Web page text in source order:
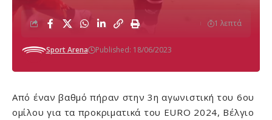
Sport Arena Published: 18/06/2023
1 λεπτά
Από έναν βαθμό πήραν στην 3η αγωνιστική του 6ου
ομίλου για τα προκριματικά του EURO 2024, Βέλγιο